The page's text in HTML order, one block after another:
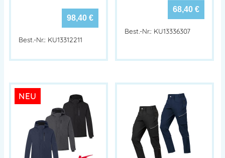
98,40 €
Best.-Nr.: KU13312211
68,40 €
Best.-Nr.: KU13336307
NEU